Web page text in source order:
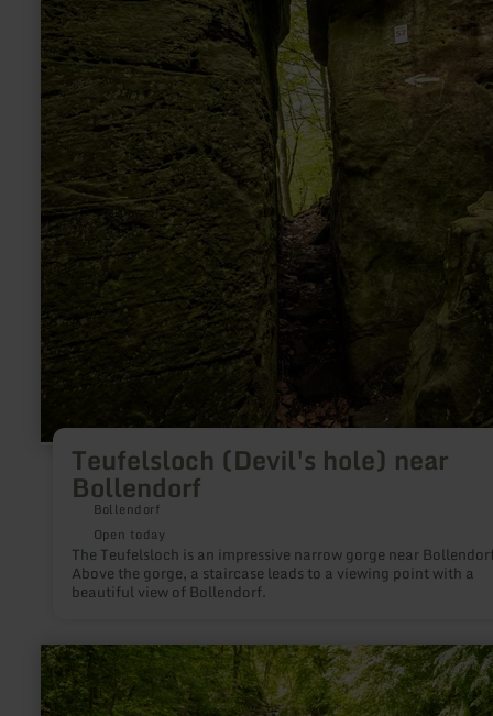
Teufelsloch (Devil's hole) near
Bollendorf
Bollendorf
Open today
The Teufelsloch is an impressive narrow gorge near
Above the gorge, a staircase leads to a viewing point with a
beautiful view of Bollendorf.
learn
more
about:
Rauscherpark